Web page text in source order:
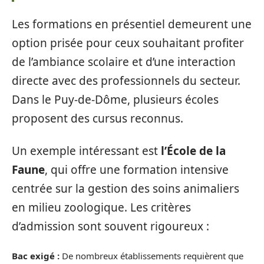
Les formations en présentiel demeurent une
option prisée pour ceux souhaitant profiter
de l’ambiance scolaire et d’une interaction
directe avec des professionnels du secteur.
Dans le Puy-de-Dôme, plusieurs écoles
proposent des cursus reconnus.
Un exemple intéressant est l’École de la
Faune, qui offre une formation intensive
centrée sur la gestion des soins animaliers
en milieu zoologique. Les critères
d’admission sont souvent rigoureux :
Bac exigé : De nombreux établissements requièrent que